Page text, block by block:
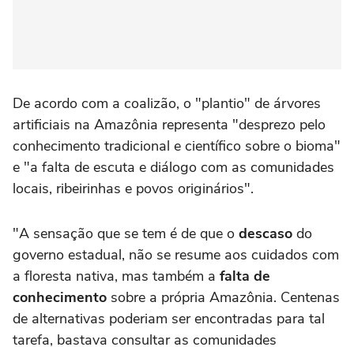
De acordo com a coalizão, o "plantio" de árvores
artificiais na Amazônia representa "desprezo pelo
conhecimento tradicional e científico sobre o bioma"
e "a falta de escuta e diálogo com as comunidades
locais, ribeirinhas e povos originários".
"A sensação que se tem é de que o descaso do
governo estadual, não se resume aos cuidados com
a floresta nativa, mas também a falta de
conhecimento sobre a própria Amazônia. Centenas
de alternativas poderiam ser encontradas para tal
tarefa, bastava consultar as comunidades